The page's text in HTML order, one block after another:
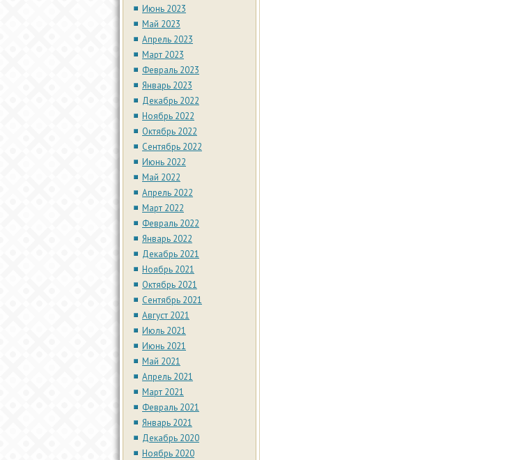
Июнь 2023
Май 2023
Апрель 2023
Март 2023
Февраль 2023
Январь 2023
Декабрь 2022
Ноябрь 2022
Октябрь 2022
Сентябрь 2022
Июнь 2022
Май 2022
Апрель 2022
Март 2022
Февраль 2022
Январь 2022
Декабрь 2021
Ноябрь 2021
Октябрь 2021
Сентябрь 2021
Август 2021
Июль 2021
Июнь 2021
Май 2021
Апрель 2021
Март 2021
Февраль 2021
Январь 2021
Декабрь 2020
Ноябрь 2020